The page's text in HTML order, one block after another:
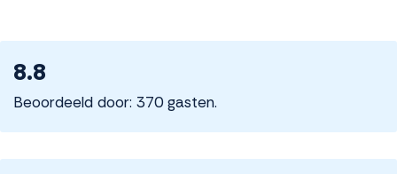
8.8
Beoordeeld door: 370 gasten.